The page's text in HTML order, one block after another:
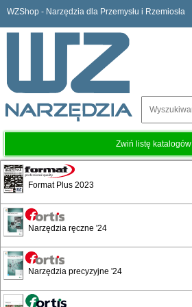
WZShop - Narzędzia dla Przemysłu i Rzemiosła
Zwiń listę katalogów
Format Plus 2023
Narzędzia ręczne '24
Narzędzia precyzyjne '24